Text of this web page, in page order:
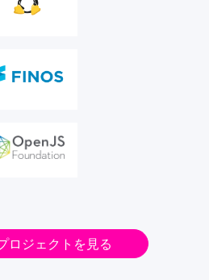
ロジェクトを見る